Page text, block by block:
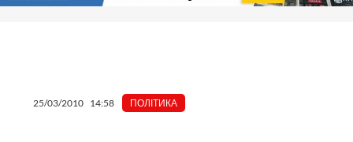
25/03/2010 14:58 ПОЛІТИКА